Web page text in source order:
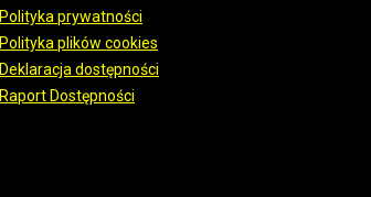
Polityka prywatności
Polityka plików cookies
Deklaracja dostępności
Raport Dostępności